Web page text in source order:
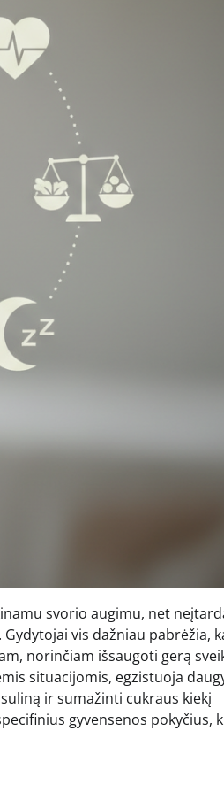
svorio augimu, net
vis dažniau pabrėžia,
norinčiam išsaugoti gerą
situacijomis, egzistuoja
ir sumažinti cukraus kiekį
gyvensenos pokyčius,